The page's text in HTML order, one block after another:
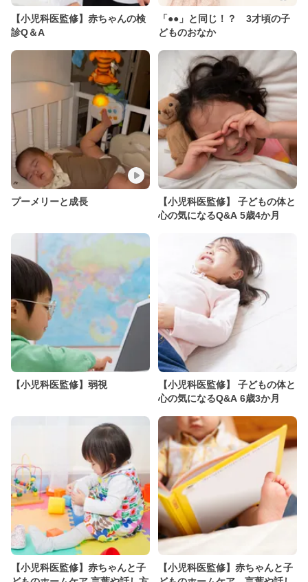
【小児科医監修】赤ちゃんの検
診Q＆A
「●●」と同じ！？ 3才頃の子
どものおなか
プーメリーと成長
【小児科医監修】 子どもの体と
心の気になるQ&A 5歳4か月
【小児科医監修】弱視
【小児科医監修】 子どもの体と
心の気になるQ&A 6歳3か月
【小児科医監修】赤ちゃんと子
【小児科医監修】赤ちゃんと子